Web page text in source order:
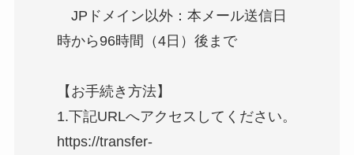
JPドメイン以外：本メール送信日
時から96時間（4日）後まで
【お手続き方法】
1.下記URLへアクセスしてください。
https://transfer-